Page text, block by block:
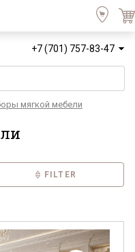
+7 (701) 757-83-47
мягкой мебели
FILTER